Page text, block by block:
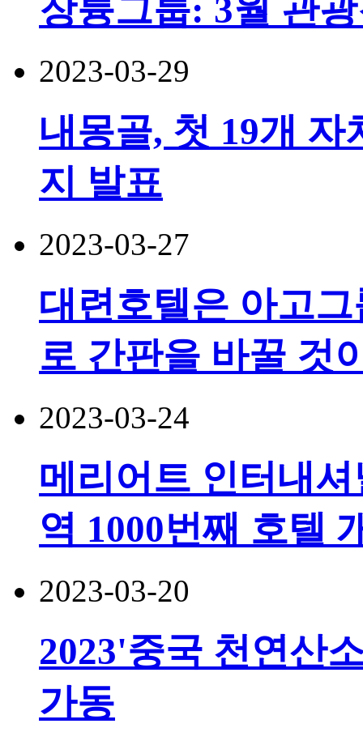
장륭그룹: 3월 관
2023-03-29
내몽골, 첫 19개
지 발표
2023-03-27
대련호텔은 아고
로 간판을 바꿀 것
2023-03-24
메리어트 인터내
역 1000번째 호텔
2023-03-20
2023'중국 천연산
가동